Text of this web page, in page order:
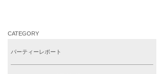
CATEGORY
パーティーレポート